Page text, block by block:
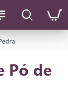
Pó de